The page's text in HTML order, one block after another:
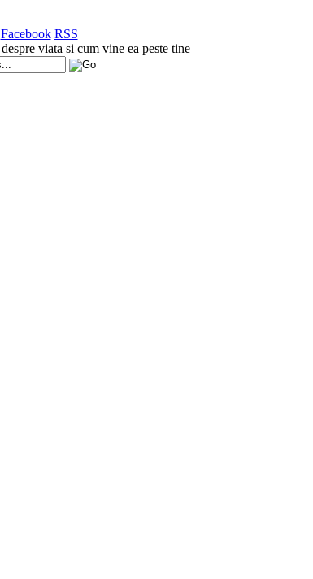
Facebook RSS
despre viata si cum vine ea peste tine